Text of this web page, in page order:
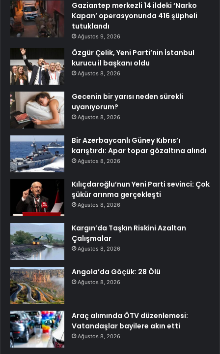
Gaziantep merkezli 14 ildeki ‘Narko
Kapan’ operasyonunda 416 şüpheli
tutuklandı
Ağustos 9, 2026
Özgür Çelik, Yeni Parti’nin İstanbul
kurucu il başkanı oldu
Ağustos 8, 2026
Gecenin bir yarısı neden sürekli
uyanıyorum?
Ağustos 8, 2026
Bir Azerbaycanlı Güney Kıbrıs’ı
karıştırdı: Apar topar gözaltına alındı
Ağustos 8, 2026
Kılıçdaroğlu’nun Yeni Parti sevinci: Çok
şükür arınma gerçekleşti
Ağustos 8, 2026
Kargın’da Taşkın Riskini Azaltan
Çalışmalar
Ağustos 8, 2026
Angola’da Göçük: 28 Ölü
Ağustos 8, 2026
Araç alımında ÖTV düzenlemesi:
Vatandaşlar bayilere akın etti
Ağustos 8, 2026